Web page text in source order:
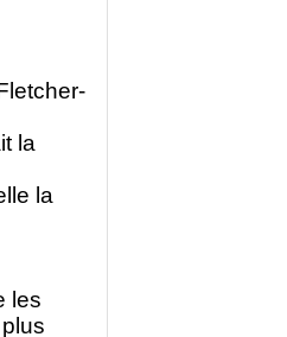
la
la
les